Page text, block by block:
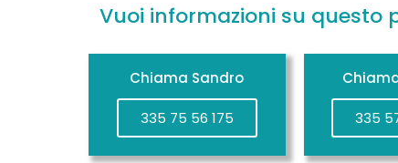
Vuoi informazioni su questo
Chiama Sandro
335 75 56 175 335